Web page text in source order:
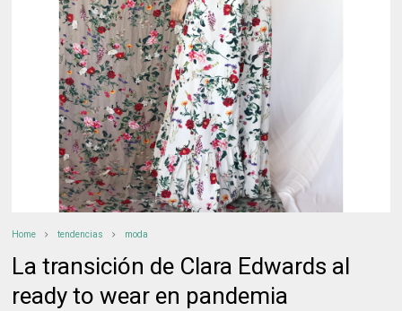
Home tendencias moda
La transición de Clara Edwards al
ready to wear en pandemia